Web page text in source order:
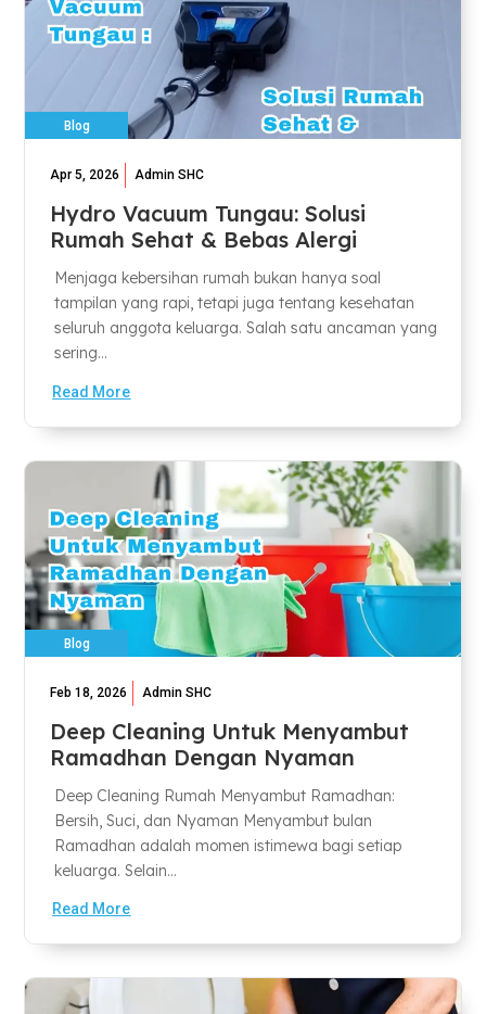
Blog
Apr 5, 2026 Admin SHC
Hydro Vacuum Tungau: Solusi
Rumah Sehat & Bebas Alergi
Menjaga kebersihan rumah bukan hanya soal
tampilan yang rapi, tetapi juga tentang kesehatan
seluruh anggota keluarga. Salah satu ancaman yang
sering...
Read More
Blog
Feb 18, 2026 Admin SHC
Deep Cleaning Untuk Menyambut
Ramadhan Dengan Nyaman
Deep Cleaning Rumah Menyambut Ramadhan:
Bersih, Suci, dan Nyaman Menyambut bulan
Ramadhan adalah momen istimewa bagi setiap
keluarga. Selain...
Read More